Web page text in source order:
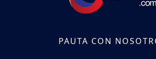
PAUTA CON